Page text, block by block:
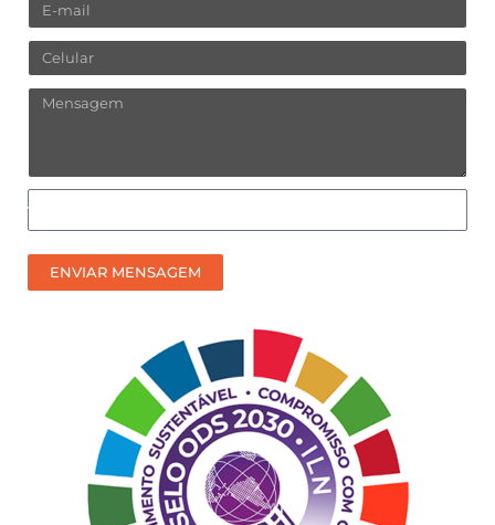
Email
Celular
Mensagem
Como
prefere
receber
nosso
ENVIAR MENSAGEM